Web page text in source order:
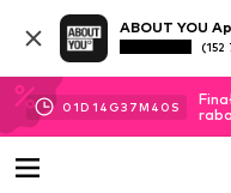
ABOUT YOU
01D 14 G37M 39 S